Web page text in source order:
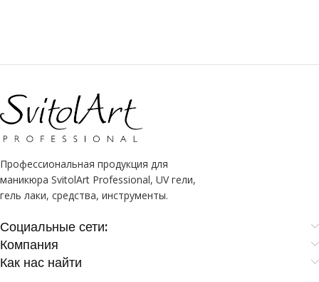
Профессиональная продукция для
маникюра SvitolArt Professional, UV гели,
гель лаки, средства, инструменты.
Социальные сети:
Компания
Как нас найти